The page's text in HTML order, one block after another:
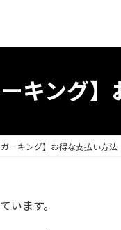
ーキング
ガーキング】お得な支払い方法
います。